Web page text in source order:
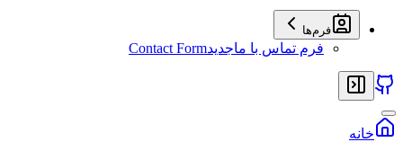
فرم‌ها
فرم تماس با ماجدیدContact Form
خانه